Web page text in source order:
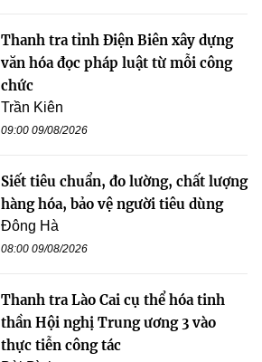
Thanh tra tỉnh Điện Biên xây dựng
văn hóa đọc pháp luật từ mỗi công
chức
Trần Kiên
09:00 09/08/2026
Siết tiêu chuẩn, đo lường, chất lượng
hàng hóa, bảo vệ người tiêu dùng
Đông Hà
08:00 09/08/2026
Thanh tra Lào Cai cụ thể hóa tinh
thần Hội nghị Trung ương 3 vào
thực tiễn công tác